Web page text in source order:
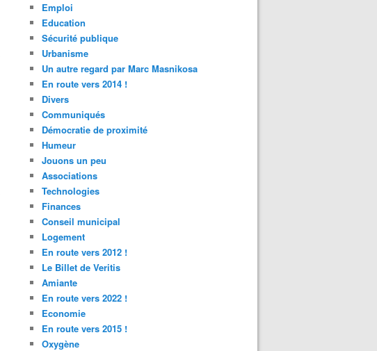
Emploi
Education
Sécurité publique
Urbanisme
Un autre regard par Marc Masnikosa
En route vers 2014 !
Divers
Communiqués
Démocratie de proximité
Humeur
Jouons un peu
Associations
Technologies
Finances
Conseil municipal
Logement
En route vers 2012 !
Le Billet de Veritis
Amiante
En route vers 2022 !
Economie
En route vers 2015 !
Oxygène